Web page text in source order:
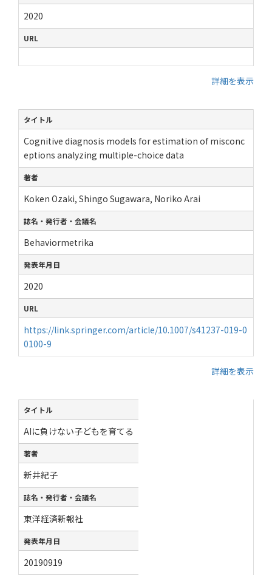
2020
URL
詳細を表示
タイトル
Cognitive diagnosis models for estimation of misconc
eptions analyzing multiple-choice data
著者
Koken Ozaki, Shingo Sugawara, Noriko Arai
誌名・発行者・会議名
Behaviormetrika
発表年月日
2020
URL
https://link.springer.com/article/10.1007/s41237-019-0
0100-9
詳細を表示
タイトル
AIに負けない子どもを育てる
著者
新井紀子
誌名・発行者・会議名
東洋経済新報社
発表年月日
20190919